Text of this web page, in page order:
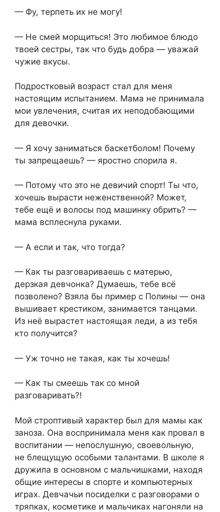
— Фу, терпеть их не могу!
— Не смей морщиться! Это любимое блюдо
твоей сестры, так что будь добра — уважай
чужие вкусы.
Подростковый возраст стал для меня
настоящим испытанием. Мама не принимала
мои увлечения, считая их неподобающими
для девочки.
— Я хочу заниматься баскетболом! Почему
ты запрещаешь? — яростно спорила я.
— Потому что это не девичий спорт! Ты что,
хочешь вырасти неженственной? Может,
тебе ещё и волосы под машинку обрить? —
мама всплеснула руками.
— А если и так, что тогда?
— Как ты разговариваешь с матерью,
дерзкая девчонка? Думаешь, тебе всё
позволено? Взяла бы пример с Полины — она
вышивает крестиком, занимается танцами.
Из неё вырастет настоящая леди, а из тебя
кто получится?
— Уж точно не такая, как ты хочешь!
— Как ты смеешь так со мной
разговаривать?!
Мой строптивый характер был для мамы как
заноза. Она воспринимала меня как провал в
воспитании — непослушную, своевольную,
не блещущую особыми талантами. В школе я
дружила в основном с мальчишками, находя
общие интересы в спорте и компьютерных
играх. Девчачьи посиделки с разговорами о
тряпках, косметике и мальчиках нагоняли на